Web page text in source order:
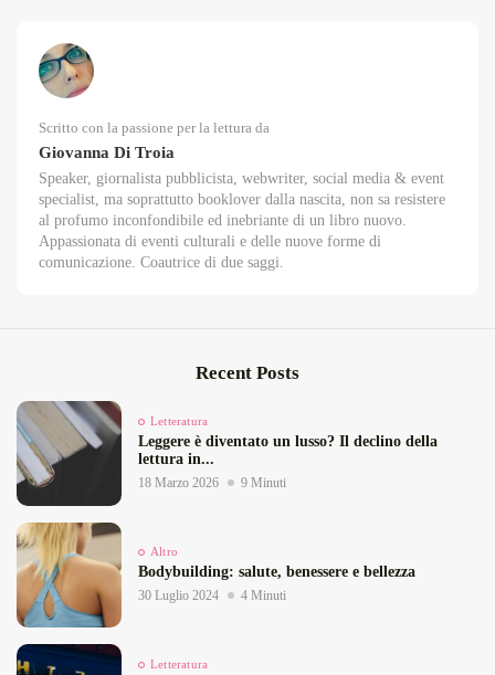
Scritto con la passione per la lettura da
Giovanna Di Troia
Speaker, giornalista pubblicista, webwriter, social media & event
specialist, ma soprattutto booklover dalla nascita, non sa resistere
al profumo inconfondibile ed inebriante di un libro nuovo.
Appassionata di eventi culturali e delle nuove forme di
comunicazione. Coautrice di due saggi.
Recent Posts
Letteratura
Leggere è diventato un lusso? Il declino della
lettura in...
18 Marzo 2026 9 Minuti
Altro
Bodybuilding: salute, benessere e bellezza
30 Luglio 2024 4 Minuti
Letteratura